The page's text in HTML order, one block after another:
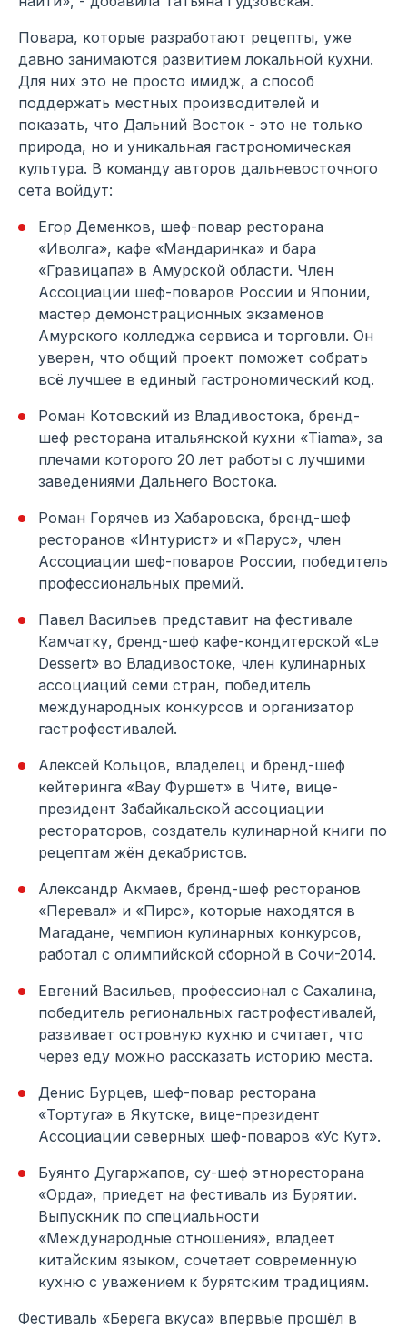
Повара, которые разработают рецепты, уже
давно занимаются развитием локальной кухни.
Для них это не просто имидж, а способ
поддержать местных производителей и
показать, что Дальний Восток - это не только
природа, но и уникальная гастрономическая
культура. В команду авторов дальневосточного
сета войдут:
Егор Деменков, шеф-повар ресторана
«Иволга», кафе «Мандаринка» и бара
«Гравицапа» в Амурской области. Член
Ассоциации шеф-поваров России и Японии,
мастер демонстрационных экзаменов
Амурского колледжа сервиса и торговли. Он
уверен, что общий проект поможет собрать
всё лучшее в единый гастрономический код.
Роман Котовский из Владивостока, бренд-
шеф ресторана итальянской кухни «Tiama», за
плечами которого 20 лет работы с лучшими
заведениями Дальнего Востока.
Роман Горячев из Хабаровска, бренд-шеф
ресторанов «Интурист» и «Парус», член
Ассоциации шеф-поваров России, победитель
профессиональных премий.
Павел Васильев представит на фестивале
Камчатку, бренд-шеф кафе-кондитерской «Le
Dessert» во Владивостоке, член кулинарных
ассоциаций семи стран, победитель
международных конкурсов и организатор
гастрофестивалей.
Алексей Кольцов, владелец и бренд-шеф
кейтеринга «Вау Фуршет» в Чите, вице-
президент Забайкальской ассоциации
рестораторов, создатель кулинарной книги по
рецептам жён декабристов.
Александр Акмаев, бренд-шеф ресторанов
«Перевал» и «Пирс», которые находятся в
Магадане, чемпион кулинарных конкурсов,
работал с олимпийской сборной в Сочи-2014.
Евгений Васильев, профессионал с Сахалина,
победитель региональных гастрофестивалей,
развивает островную кухню и считает, что
через еду можно рассказать историю места.
Денис Бурцев, шеф-повар ресторана
«Тортуга» в Якутске, вице-президент
Ассоциации северных шеф-поваров «Ус Кут».
Буянто Дугаржапов, су-шеф этноресторана
«Орда», приедет на фестиваль из Бурятии.
Выпускник по специальности
«Международные отношения», владеет
китайским языком, сочетает современную
кухню с уважением к бурятским традициям.
Фестиваль «Берега вкуса» впервые прошёл в